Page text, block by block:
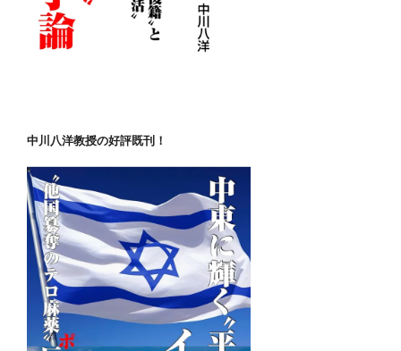
中川八洋教授の好評既刊！